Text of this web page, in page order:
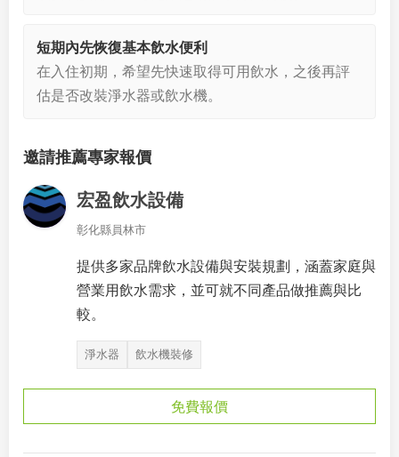
短期內先恢復基本飲水便利
在入住初期，希望先快速取得可用飲水，之後再評
估是否改裝淨水器或飲水機。
邀請推薦專家報價
宏盈飲水設備
彰化縣員林市
提供多家品牌飲水設備與安裝規劃，涵蓋家庭與
營業用飲水需求，並可就不同產品做推薦與比
較。
淨水器 飲水機裝修
免費報價